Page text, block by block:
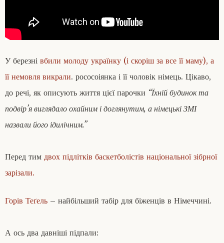
У березні вбили молоду українку (і скоріш за все її маму), а
її немовля викрали. рососоіянка і її чоловік німець. Цікаво,
до речі, як описують життя цієї парочки “Їхній будинок та
подвір’я виглядало охайним і доглянутим, а німецькі ЗМІ
назвали його ідилічним.”
Перед тим двох підлітків баскетболістів національної зібрної
зарізали.
Горів Теґель – найбільший табір для біженців в Німеччині.
А ось два давніші підпали: